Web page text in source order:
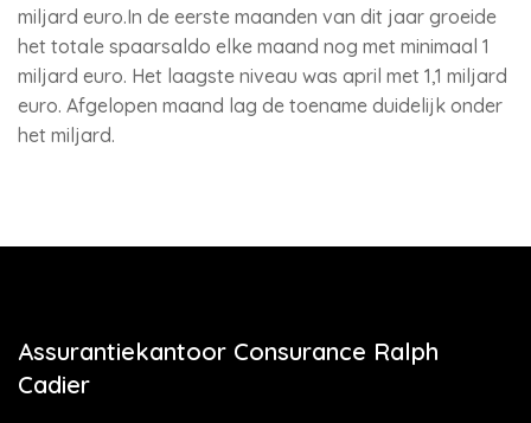
miljard euro.In de eerste maanden van dit jaar groeide
het totale spaarsaldo elke maand nog met minimaal 1
miljard euro. Het laagste niveau was april met 1,1 miljard
euro. Afgelopen maand lag de toename duidelijk onder
het miljard.
Assurantiekantoor Consurance Ralph
Cadier